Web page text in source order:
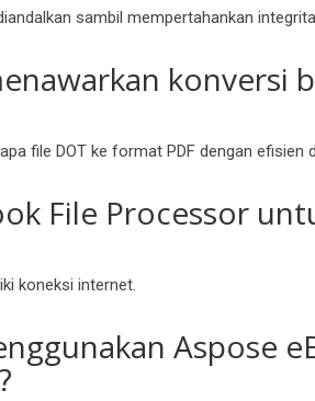
sambil mempertahankan
konversi
file DOT ke format PDF dengan efisien
File Processor
koneksi internet.
Aspose